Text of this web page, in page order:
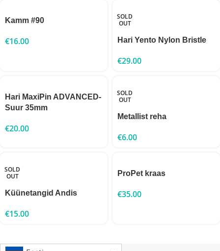
Kamm #90
€16.00
SOLD
OUT
Hari Yento Nylon Bristle
€29.00
Hari MaxiPin ADVANCED-
Suur 35mm
€20.00
SOLD
OUT
Metallist reha
€6.00
SOLD
OUT
Küünetangid Andis
€15.00
ProPet kraas
€35.00